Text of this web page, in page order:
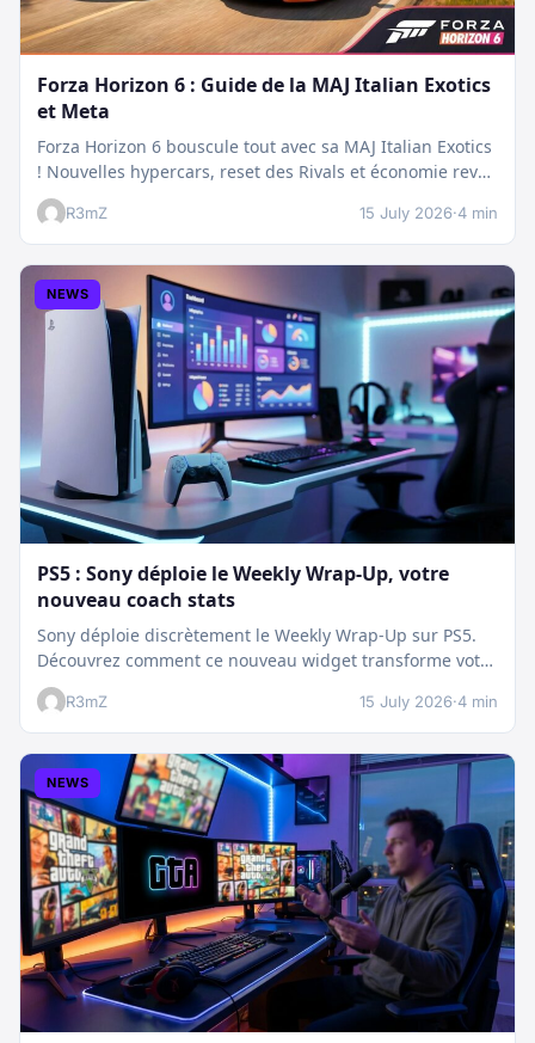
Forza Horizon 6 : Guide de la MAJ Italian Exotics
et Meta
Forza Horizon 6 bouscule tout avec sa MAJ Italian Exotics
! Nouvelles hypercars, reset des Rivals et économie revue
:…
R3mZ 15 July 2026·4 min
NEWS
PS5 : Sony déploie le Weekly Wrap-Up, votre
nouveau coach stats
Sony déploie discrètement le Weekly Wrap-Up sur PS5.
Découvrez comment ce nouveau widget transforme votre
dashboard et booste votre suivi…
R3mZ 15 July 2026·4 min
NEWS